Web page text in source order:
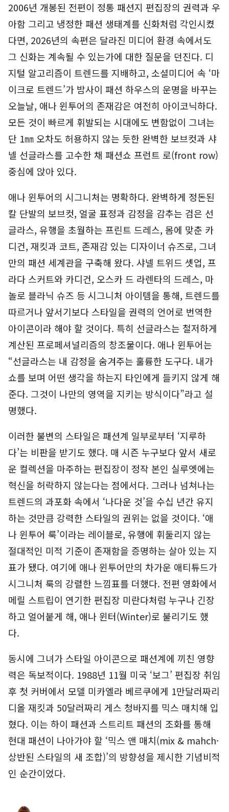
2006년 개봉된 전편이 정통 패션지 편집장의 권력과 우
아함 그리고 냉정한 패션 생태계를 신화처럼 각인시켰
다면, 2026년의 속편은 달라진 미디어 환경 속에서도
그 신화는 계속될 수 있는가에 대한 질문을 던진다. 디
지털 알고리즘이 트렌드를 지배하고, 소셜미디어 속 ‘마
이크로 트렌드’가 밤사이 패션 하우스의 운명을 바꾸는
오늘날, 애나 윈투어의 존재감은 여전히 아이코닉하다.
모든 것이 빠르게 휘발되는 시대에도 변함없이 그녀는
단 1㎜ 오차도 허용하지 않는 듯한 완벽한 보브컷과 샤
넬 선글라스를 고수한 채 패션쇼 프런트 로(front row)
중심에 앉아 있다.
애나 윈투어의 시그니처는 명확하다. 완벽하게 정돈된
칼 단발의 보브컷, 얼굴 표정과 감정을 감추는 검은 선
글라스, 유행을 초월하는 프린트 드레스, 몸에 맞춘 카
디건, 재킷과 코트, 존재감 있는 디자이너 슈즈로, 그녀
만의 패션 세계관을 구축해 왔다. 샤넬 트위드 셋업, 프
라다 스커트와 카디건, 오스카 드 라렌타의 드레스, 마
놀로 블라닉 슈즈 등 시그니처 아이템을 통해, 트렌드를
따르거나 앞서기보다 스타일을 권력의 언어로 번역한
아이콘이라 해야 할 것이다. 특히 선글라스는 철저하게
계산된 프로페셔널리즘의 창조물이다. 애나 윈투어는
“선글라스는 내 감정을 숨겨주는 훌륭한 도구다. 내가
쇼를 보며 어떤 생각을 하는지 타인에게 들키지 않게 해
준다. 그것이 나만의 영역을 지키는 방식이다”라고 설
명했다.
이러한 불변의 스타일은 패션계 일부로부터 ‘지루하
다’는 비판을 받기도 했다. 매 시즌 누구보다 앞서 새로
운 컬렉션을 마주하는 편집장이 정작 본인 실루엣에는
혁신을 허락하지 않는다는 점에서다. 그러나 넘쳐나는
트렌드의 과포화 속에서 ‘나다운 것’을 수십 년간 유지
하는 것만큼 강력한 스타일의 권위는 없을 것이다. ‘애
나 윈투어 룩’이라는 레이블로, 유행에 휘둘리지 않는
절대적인 미적 기준이 존재함을 증명하는 살아 있는 지
표가 됐다. 여기에 애나 윈투어만의 차가운 애티튜드가
시그니처 룩의 강렬한 느낌표를 더했다. 전편 영화에서
메릴 스트립이 연기한 편집장 미란다처럼 누구나 긴장
하고 얼어붙게 해, 애나 윈터(Winter)로 불리기도 했
다.
동시에 그녀가 스타일 아이콘으로 패션계에 끼친 영향
력은 독보적이다. 1988년 11월 미국 ‘보그’ 편집장 취임
후 첫 커버에서 모델 미카엘라 베르쿠에게 1만달러짜리
디올 재킷과 50달러짜리 게스 청바지를 믹스 매치해 입
혔다. 이는 하이 패션과 스트리트 패션의 조화를 통해
현대 패션이 나아가야 할 ‘믹스 앤 매치(mix & mahch·
상반된 스타일의 새 조합)’의 방향성을 제시한 기념비적
인 순간이었다.